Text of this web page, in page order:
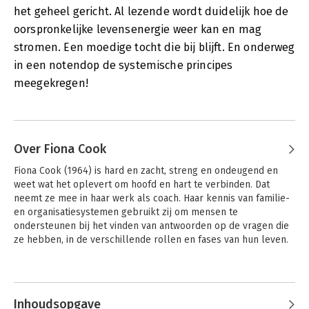
het geheel gericht. Al lezende wordt duidelijk hoe de
oorspronkelijke levensenergie weer kan en mag
stromen. Een moedige tocht die bij blijft. En onderweg
in een notendop de systemische principes
meegekregen!
Over Fiona Cook
Fiona Cook (1964) is hard en zacht, streng en ondeugend en
weet wat het oplevert om hoofd en hart te verbinden. Dat
neemt ze mee in haar werk als coach. Haar kennis van familie-
en organisatiesystemen gebruikt zij om mensen te
ondersteunen bij het vinden van antwoorden op de vragen die
ze hebben, in de verschillende rollen en fases van hun leven.
Andere boeken door Fiona Cook
Inhoudsopgave